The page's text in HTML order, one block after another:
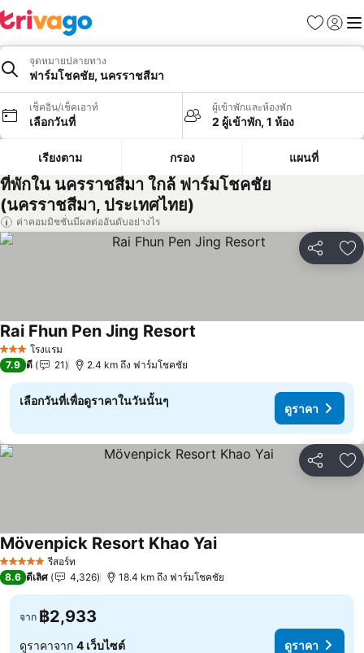
รายการโป
เข้าสู่ร
เมนู
จุดหมายปลายทาง
ฟาร์มโชคชัย, นครราชสีมา
เช็คอิน/เช็คเอาท์
เลือกวันที่
ผู้เข้าพักและห้องพัก
2 ผู้เข้าพัก, 1 ห้อง
เรียงตาม กรอง แผนที่
ที่พักใน นครราชสีมา ใกล้ ฟาร์มโชคชัย
(นครราชสีมา, ประเทศไทย)
ค่าคอมมิชชั่นมีผลต่ออันดับอย่างไร
แชร์ เ
3 ดาว โรงแรม
Rai Fhun Pen Jing Resort
7.9 ดี 21 2.4 km ถึง ฟาร์มโชคชัย
เลือกวันที่เพื่อดูราคาในวันนั้นๆ
ดูราคา
แชร์ เ
5 ดาว รีสอร์ท
Mövenpick Resort Khao Yaiดูราคา
8.6 ดีเลิศ 4,326 18.4 km ถึง ฟาร์มโชคชัย
จาก ฿2,933
ดูราคาจาก 4 เว็บไซต์ ดูราคา